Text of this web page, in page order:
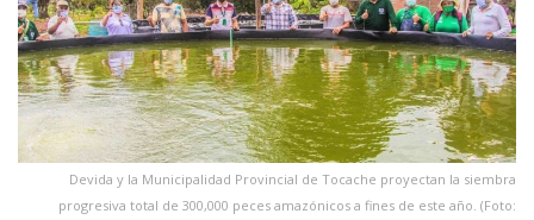
Devida y la Municipalidad Provincial de Tocache proyectan la siembra
progresiva total de 300,000 peces amazónicos a fines de este año. (Foto: